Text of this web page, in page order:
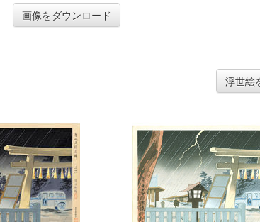
画像をダウンロード
浮世絵